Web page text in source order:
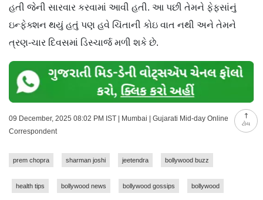
ટોચ
હતી જેની સારવાર કરવામાં આવી હતી. આ પછી તેમને ફેફસાંનું
ઇન્ફેક્શન થયું હતું પણ હવે ચિંતાની કોઇ વાત નથી અને તેમને
ત્રણ-ચાર દિવસમાં ડિસ્ચાર્જ મળી શકે છે.
09 December, 2025 08:02 PM IST | Mumbai | Gujarati Mid-day Online
Correspondent
prem chopra sharman joshi jeetendra bollywood buzz
health tips bollywood news bollywood gossips bollywood